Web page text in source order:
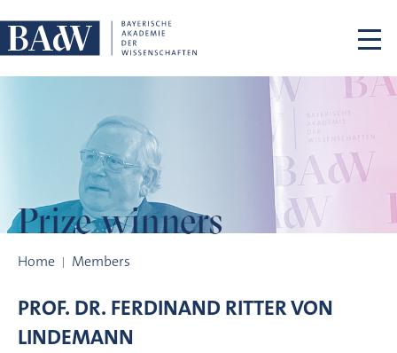
Prize winners
Home Members
PROF. DR. FERDINAND RITTER VON
LINDEMANN